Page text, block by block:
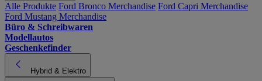
Alle Produkte Ford Bronco Merchandise Ford Capri Merchandise
Ford Mustang Merchandise
Büro & Schreibwaren
Modellautos
Geschenkefinder
Hybrid & Elektro